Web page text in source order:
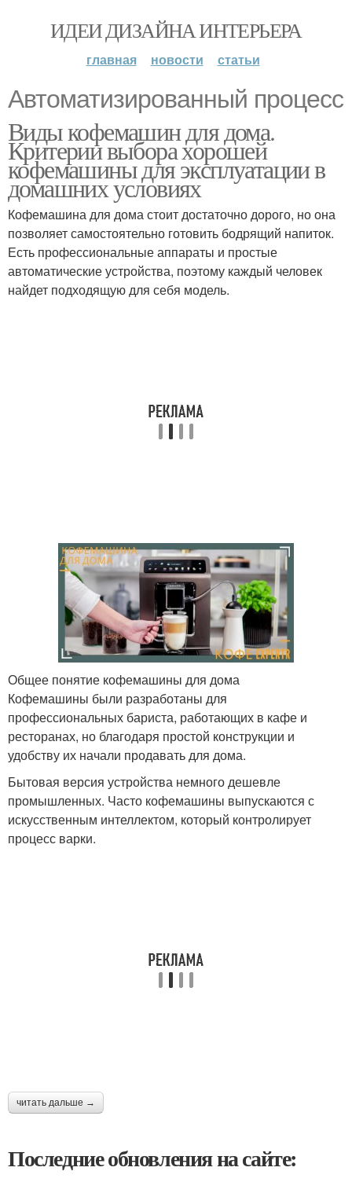
ИДЕИ ДИЗАЙНА ИНТЕРЬЕРА
главная новости статьи
Автоматизированный процесс
Виды кофемашин для дома.
Критерии выбора хорошей
кофемашины для эксплуатации в
домашних условиях
Кофемашина для дома стоит достаточно дорого, но она
позволяет самостоятельно готовить бодрящий напиток.
Есть профессиональные аппараты и простые
автоматические устройства, поэтому каждый человек
найдет подходящую для себя модель.
Общее понятие кофемашины для дома
Кофемашины были разработаны для
профессиональных бариста, работающих в кафе и
ресторанах, но благодаря простой конструкции и
удобству их начали продавать для дома.
Бытовая версия устройства немного дешевле
промышленных. Часто кофемашины выпускаются с
искусственным интеллектом, который контролирует
процесс варки.
читать дальше →
Последние обновления на сайте: